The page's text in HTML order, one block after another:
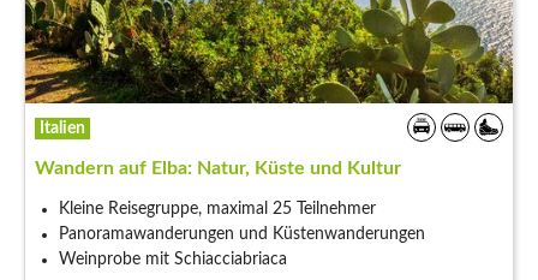
Italien
Wandern auf Elba: Natur, Küste und Kultur
Kleine Reisegruppe, maximal 25 Teilnehmer
Panoramawanderungen und Küstenwanderungen
Weinprobe mit Schiacciabriaca